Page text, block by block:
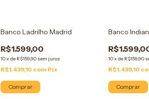
Banco Ladrilho Madrid
R$1.599,00
10x de R$159,90 sem juros
R$1.439,10 com Pix
Comprar
Banco
10xde R$159,90
R$1.439,10
Comprar